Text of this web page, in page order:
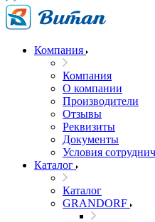
Компания
Компания
О компании
Производители
Отзывы
Реквизиты
Документы
Условия
Каталог
Каталог
GRANDORF